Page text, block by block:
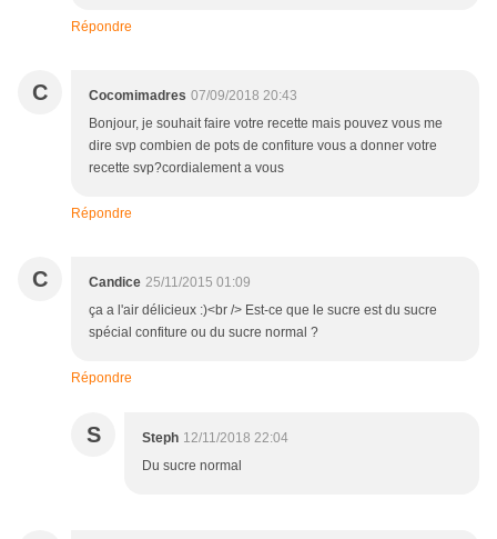
Répondre
C Cocomimadres 07/09/2018 20:43
Bonjour, je souhait faire votre recette mais pouvez vous me
dire svp combien de pots de confiture vous a donner votre
recette svp?cordialement a vous
Répondre
C Candice 25/11/2015 01:09
ça a l'air délicieux :)<br /> Est-ce que le sucre est du sucre
spécial confiture ou du sucre normal ?
Répondre
S Steph 12/11/2018 22:04
Du sucre normal